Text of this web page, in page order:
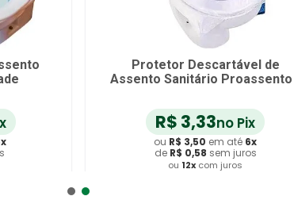
x
Protetor Descartável de
Assento Sanitário
R$ 3,33no Pix
ou R$ 3,50 em até 6x
de R$ 0,58 sem juros
ou 12x com juros